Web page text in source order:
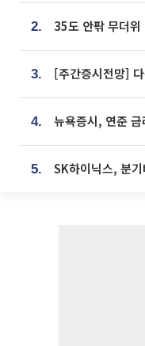
2.
3.
4.
5.